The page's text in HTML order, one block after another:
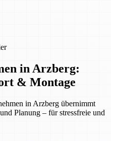
in Arzberg:
& Montage
in Arzberg übernimmt
Planung – für stressfreie und